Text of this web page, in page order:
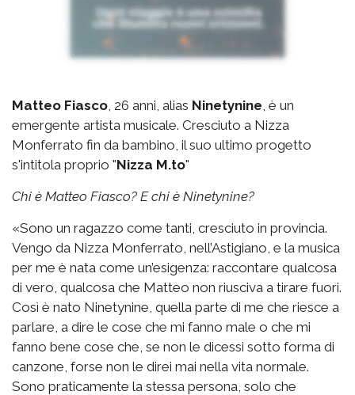
Matteo Fiasco , 26 anni, alias Ninetynine , è un
emergente artista musicale. Cresciuto a Nizza
Monferrato fin da bambino, il suo ultimo progetto
s'intitola proprio "Nizza M.to"
Chi è Matteo Fiasco? E chi è Ninetynine?
«Sono un ragazzo come tanti, cresciuto in provincia.
Vengo da Nizza Monferrato, nell’Astigiano, e la musica
per me è nata come un’esigenza: raccontare qualcosa
di vero, qualcosa che Matteo non riusciva a tirare fuori.
Così è nato Ninetynine, quella parte di me che riesce a
parlare, a dire le cose che mi fanno male o che mi
fanno bene cose che, se non le dicessi sotto forma di
canzone, forse non le direi mai nella vita normale.
Sono praticamente la stessa persona, solo che